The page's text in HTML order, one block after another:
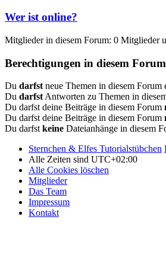
Wer ist online?
Mitglieder in diesem Forum: 0 Mitglieder
Berechtigungen in diesem Forum
Du darfstneue Themen in diesem Forum
Du darfstAntworten zu Themen in
Du darfst deine Beiträge in diesem Forum
Du darfst deine Beiträge in diesem Forum
Du darfstkeine Dateianhänge in diesem
Sternchen & Elfes Tutorialstübchen
Alle Zeiten sind UTC+02:00
Alle Cookies löschen
Mitglieder
Das Team
Impressum
Kontakt